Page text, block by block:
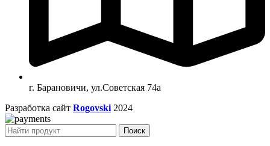
г. Барановичи, ул.Советская 74а
Разработка сайт Rogovski 2024
Поиск